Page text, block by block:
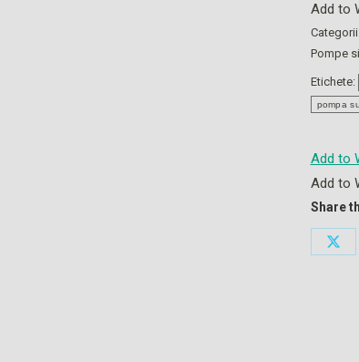
Add to
Pompe
Etichete:
pompa
Add to
Add to
Share